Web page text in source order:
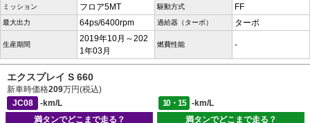
ミッション フロア5MT 駆動方式 FF
最大出力 64ps/6400rpm 過給器（ターボ） ターボ
生産期間
2019年10月～202
1年03月
燃費性能 -
エクスプレイ S 660
新車時価格209万円(税込)
JC08
-km/L 10・15
-km/L
満タンでどこまで走る？
満タンでどこまで走る？